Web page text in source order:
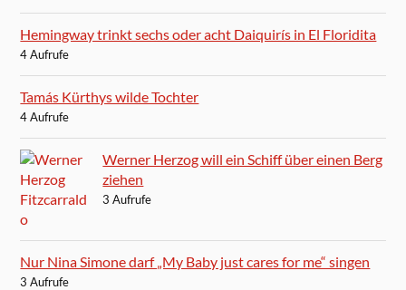
Hemingway trinkt sechs oder acht Daiquirís in El Floridita
4 Aufrufe
Tamás Kürthys wilde Tochter
4 Aufrufe
Werner Herzog will ein Schiff über einen Berg
ziehen
3 Aufrufe
Nur Nina Simone darf „My Baby just cares for me“ singen
3 Aufrufe